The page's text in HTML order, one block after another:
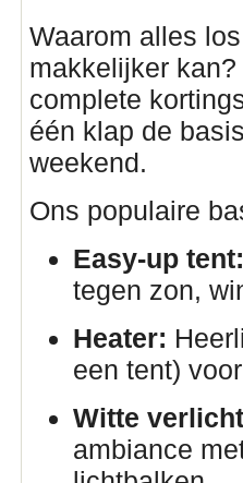
Waarom alles
makkelijker
complete
één klap de
weekend.
Ons populaire
Easy-up tent:
tegen zon,
Heater:
een tent)
Witte
ambiance